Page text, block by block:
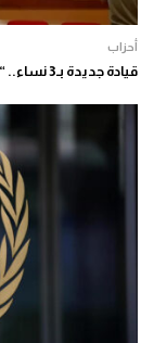
أحزاب
قيادة جديدة بـ3 نساء.. “النهج الديمقراطي” يجدد الثقة في جمال براجع